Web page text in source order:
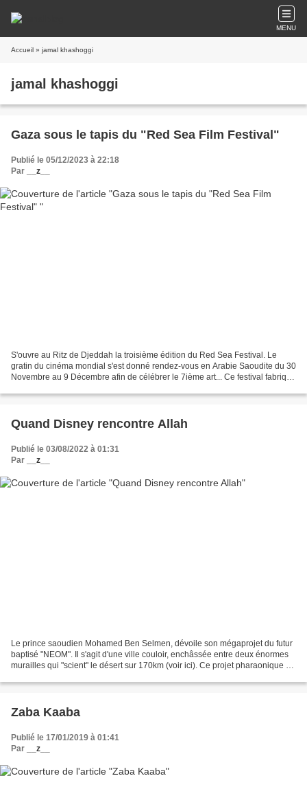
MENU
Accueil » jamal khashoggi
jamal khashoggi
Gaza sous le tapis du "Red Sea Film Festival"
Publié le 05/12/2023 à 22:18
Par
__z__
S'ouvre au Ritz de Djeddah la troisième édition du Red Sea Festival. Le
gratin du cinéma mondial s'est donné rendez-vous en Arabie Saoudite du 30
Novembre au 9 Décembre afin de célébrer le 7ième art... Ce festival fabriqué
Quand Disney rencontre Allah
Publié le 03/08/2022 à 01:31
Par
__z__
Le prince saoudien Mohamed Ben Selmen, dévoile son mégaprojet du futur
baptisé "NEOM". Il s'agit d'une ville couloir, enchâssée entre deux énormes
murailles qui "scient" le désert sur 170km (voir ici). Ce projet pharaonique à
Zaba Kaaba
Publié le 17/01/2019 à 01:41
Par
__z__